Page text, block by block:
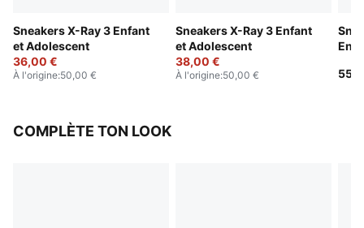
Sneakers X-Ray 3 Enfant
et Adolescent
36,00 €
À l'origine:50,00 €
Sneakers X-Ray 3 Enfant
et Adolescent
38,00 €
À l'origine:50,00 €
COMPLÈTE TON LOOK